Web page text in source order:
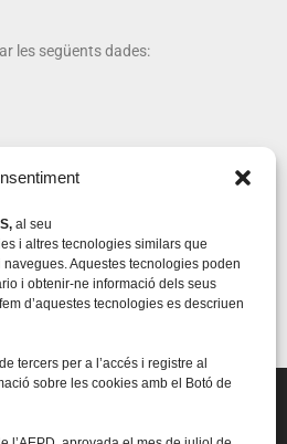
al seu
i altres tecnologies similars que
Aquestes tecnologies poden
i obtenir-ne informació dels seus
d’aquestes tecnologies es descriuen
tercers per a l’accés i registre al
sobre les cookies amb el Botó de
les següents dades:
conèixer personalment,